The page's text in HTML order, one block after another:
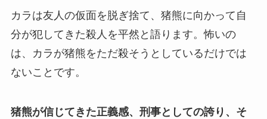
カラは友人の仮面を脱ぎ捨て、猪熊に向かって自
分が犯してきた殺人を平然と語ります。怖いの
は、カラが猪熊をただ殺そうとしているだけでは
ないことです。
猪熊が信じてきた正義感、刑事としての誇り、そ